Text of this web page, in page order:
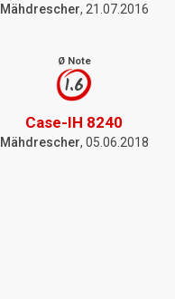
Mähdrescher, 21.07.2016
Ø Note
1.6
Case-IH 8240
Mähdrescher, 05.06.2018